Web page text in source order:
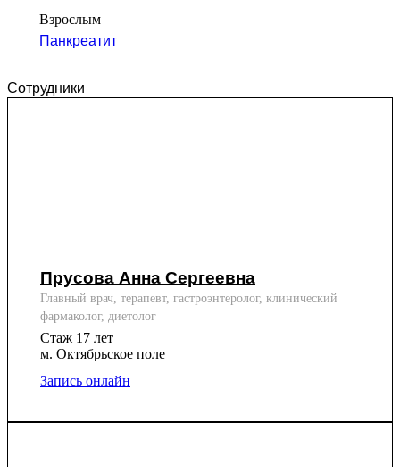
Взрослым
Панкреатит
Сотрудники
Прусова Анна Сергеевна
Главный врач, терапевт, гастроэнтеролог, клинический
фармаколог, диетолог
Стаж 17 лет
м. Октябрьское поле
Запись онлайн